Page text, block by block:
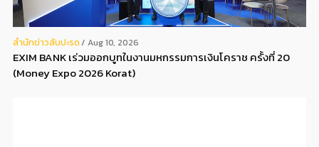
สํานักข่าวสับปะรด Aug 10, 2026
EXIM BANK เร่วมออกบูทในงานมหกรรมการเงินโคราช ครั้งที่ 20
(Money Expo 2026 Korat)